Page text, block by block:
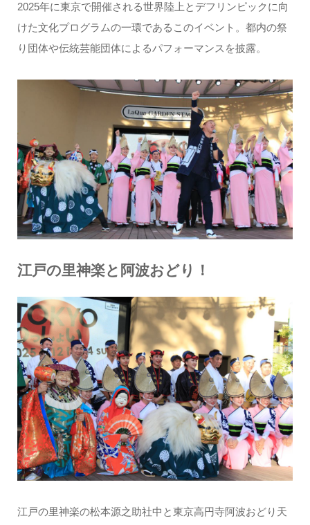
2025年に東京で開催される世界陸上とデフリンピックに向
けた文化プログラムの一環であるこのイベント。都内の祭
り団体や伝統芸能団体によるパフォーマンスを披露。
江戸の里神楽と阿波おどり！
江戸の里神楽の松本源之助社中と東京高円寺阿波おどり天